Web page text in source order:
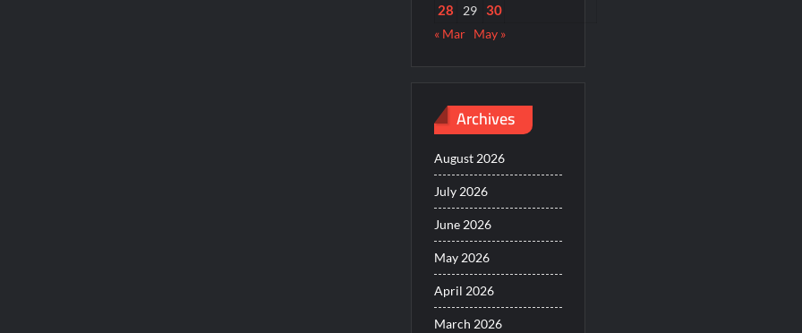
28
29 30
« Mar May »
Archives
August 2026
July 2026
June 2026
May 2026
April 2026
March 2026